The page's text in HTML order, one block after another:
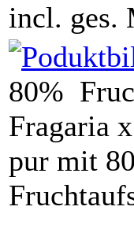
incl. ges.
80%
Fragaria
pur mit